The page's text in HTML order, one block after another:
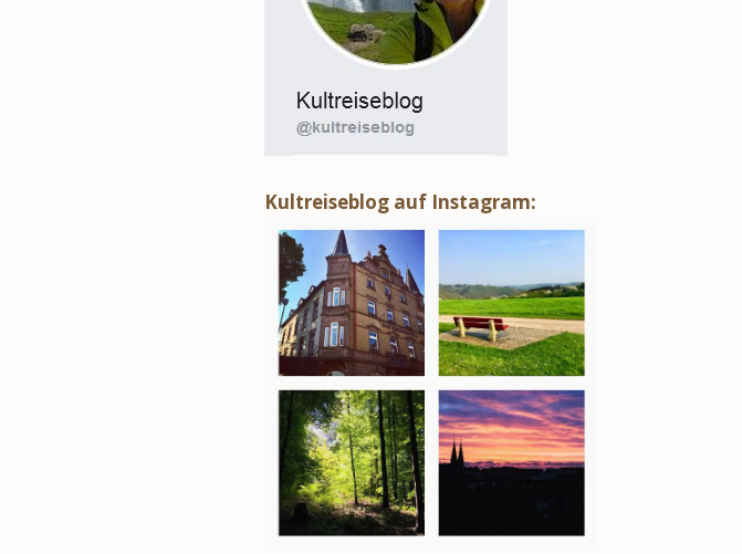
Kultreiseblog auf Instagram: